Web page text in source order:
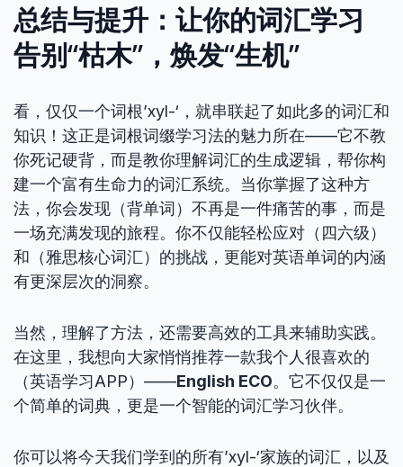
总结与提升：让你的词汇学习
告别“枯木”，焕发“生机”
看，仅仅一个词根’xyl-‘，就串联起了如此多的词汇和
知识！这正是词根词缀学习法的魅力所在——它不教
你死记硬背，而是教你理解词汇的生成逻辑，帮你构
建一个富有生命力的词汇系统。当你掌握了这种方
法，你会发现（背单词）不再是一件痛苦的事，而是
一场充满发现的旅程。你不仅能轻松应对（四六级）
和（雅思核心词汇）的挑战，更能对英语单词的内涵
有更深层次的洞察。
当然，理解了方法，还需要高效的工具来辅助实践。
在这里，我想向大家悄悄推荐一款我个人很喜欢的
（英语学习APP）——English ECO。它不仅仅是一
个简单的词典，更是一个智能的词汇学习伙伴。
你可以将今天我们学到的所有’xyl-‘家族的词汇，以及